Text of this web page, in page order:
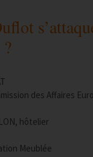
des Affaires
hôtelier
Meublée